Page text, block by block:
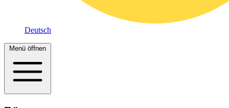
Deutsch
Menü öffnen